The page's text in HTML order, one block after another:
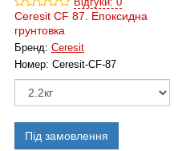
Відгуки: 0
Ceresit CF 87. Епоксидна
грунтовка
Бренд: Ceresit
Номер: Ceresit-CF-87
Під замовлення